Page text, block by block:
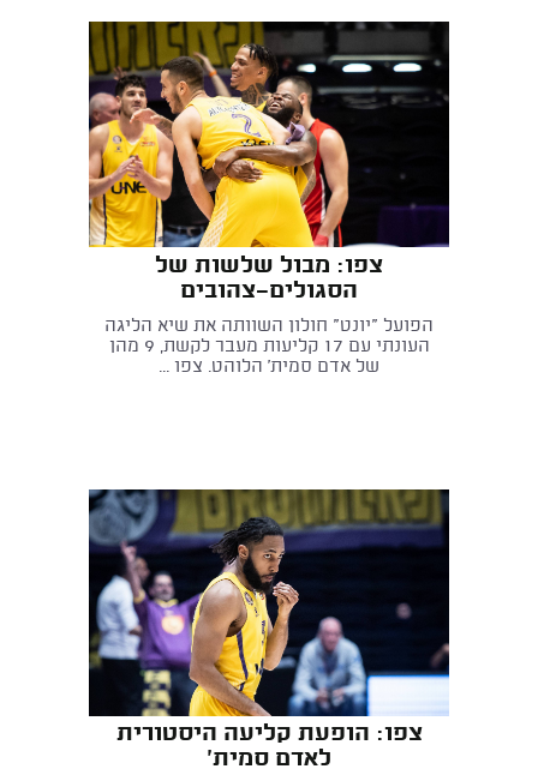
צפו: מבול שלשות של
הסגולים-צהובים
הפועל "יונט" חולון השוותה את שיא הליגה
העונתי עם 17 קליעות מעבר לקשת, 9 מהן
של אדם סמית' הלוהט. צפו ...
צפו: הופעת קליעה היסטורית
לאדם סמית'